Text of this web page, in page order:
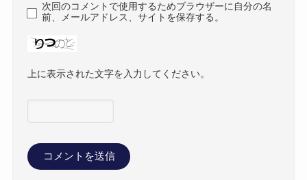
次回のコメントで使用するためブラウザーに自分の名
前、メールアドレス、サイトを保存する。
上に表示された文字を入力してください。